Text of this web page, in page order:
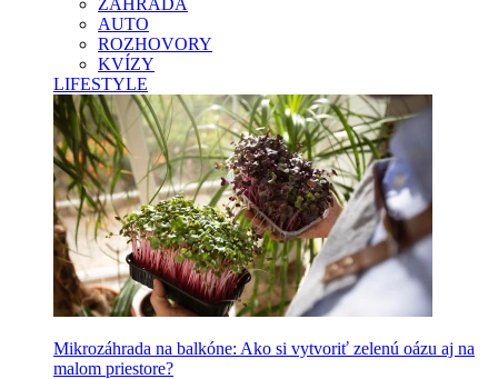
ZÁHRADA
AUTO
ROZHOVORY
KVÍZY
LIFESTYLE
Mikrozáhrada na balkóne: Ako si vytvoriť zelenú oázu aj na
malom priestore?